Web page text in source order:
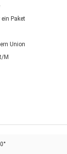
Paket
Union
M